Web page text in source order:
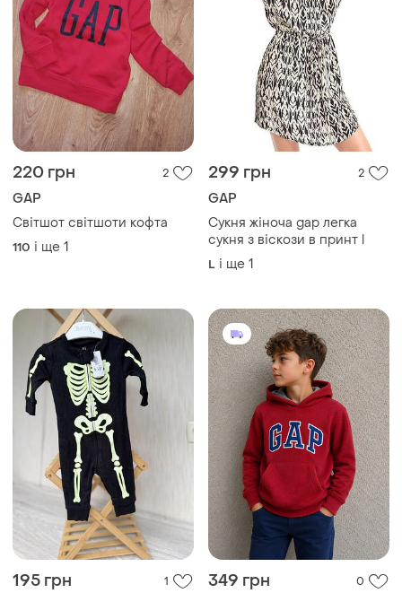
220 грн 2
GAP
Світшот світшоти кофта
110 і ще 1
299 грн 2
GAP
Сукня жіноча gap легка
сукня з віскози в принт l
L і ще 1
195 грн 1 349 грн 0